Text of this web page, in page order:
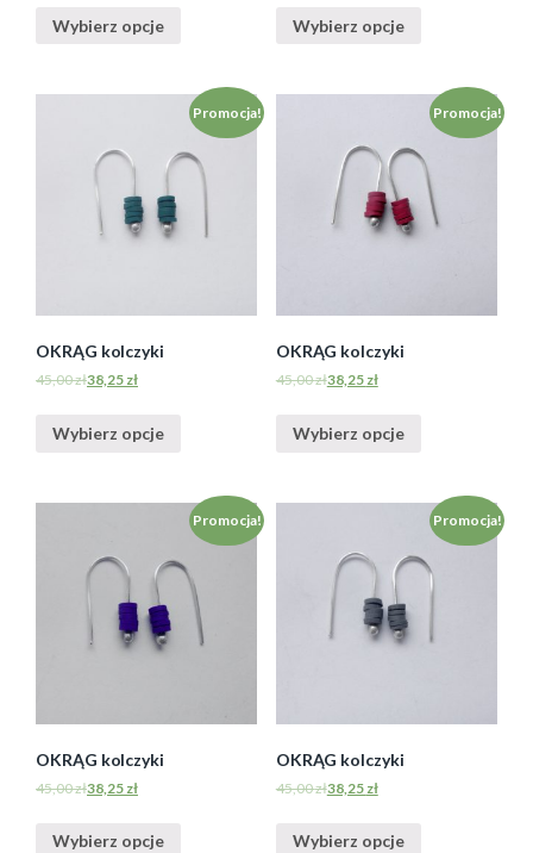
Wybierz opcje Wybierz opcje
Promocja!
OKRĄG kolczyki
45,00zł38,25 zł
Wybierz opcje
Promocja!
OKRĄG kolczyki
45,00zł38,25 zł
Wybierz opcje
Promocja!
OKRĄG kolczyki
45,00zł38,25 zł
Wybierz opcje
Promocja!
OKRĄG kolczyki
45,00zł38,25 zł
Wybierz opcje